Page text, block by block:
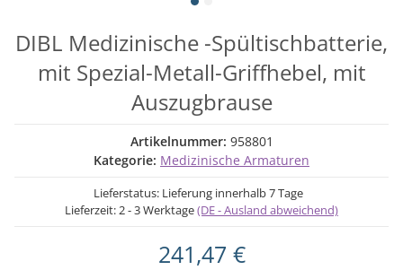
DIBL Medizinische -Spültischbatterie,
mit Spezial-Metall-Griffhebel, mit
Auszugbrause
Artikelnummer: 958801
Kategorie: Medizinische Armaturen
Lieferstatus: Lieferung innerhalb 7 Tage
Lieferzeit:2 - 3 Werktage(DE - Ausland abweichend)
241,47 €